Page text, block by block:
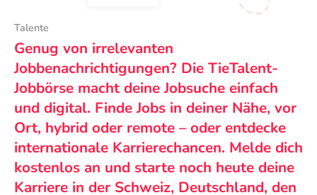
Talente
Genug von irrelevanten
Jobbenachrichtigungen? Die TieTalent-
Jobbörse macht deine Jobsuche einfach
und digital. Finde Jobs in deiner Nähe, vor
Ort, hybrid oder remote – oder entdecke
internationale Karrierechancen. Melde dich
kostenlos an und starte noch heute deine
Karriere in der Schweiz, Deutschland, den